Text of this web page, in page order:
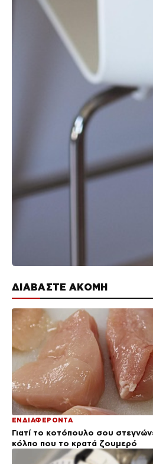
ΔΙΑΒΑΣΤΕ ΑΚΟΜΗ
ΕΝΔΙΑΦΕΡΟΝΤΑ
Γιατί το κοτόπουλο σου
κόλπο που το κρατά ζουμερό